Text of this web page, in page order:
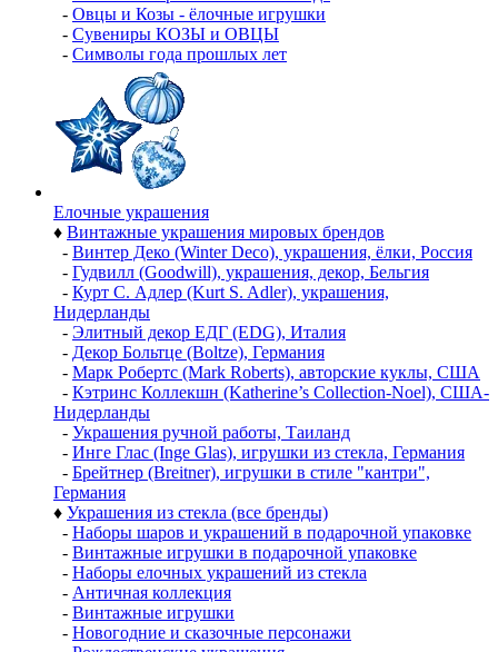
- Овцы и Козы - ёлочные игрушки
- Сувениры КОЗЫ и ОВЦЫ
- Символы года прошлых лет
Елочные украшения
♦ Винтажные украшения мировых брендов
- Винтер Деко (Winter Deco), украшения, ёлки, Россия
- Гудвилл (Goodwill), украшения, декор, Бельгия
- Курт С. Адлер (Kurt S. Adler), украшения,
Нидерланды
- Элитный декор ЕДГ (EDG), Италия
- Декор Больтце (Boltze), Германия
- Марк Робертс (Mark Roberts), авторские куклы, США
- Кэтринс Коллекшн (Katherine’s Collection-Noel), США-
Нидерланды
- Украшения ручной работы, Таиланд
- Инге Глас (Inge Glas), игрушки из стекла, Германия
- Брейтнер (Breitner), игрушки в стиле "кантри",
Германия
♦ Украшения из стекла (все бренды)
- Наборы шаров и украшений в подарочной упаковке
- Винтажные игрушки в подарочной упаковке
- Наборы елочных украшений из стекла
- Античная коллекция
- Винтажные игрушки
- Новогодние и сказочные персонажи